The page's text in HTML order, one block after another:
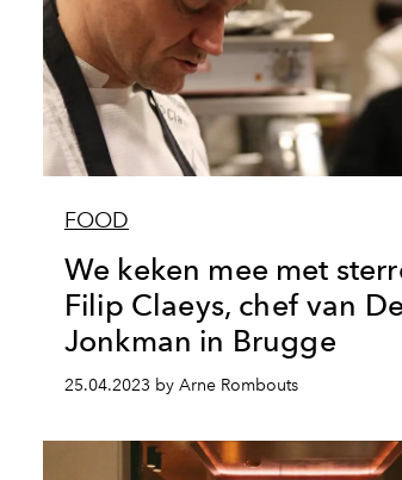
FOOD
We keken mee met
Filip Claeys, chef van De
Jonkman in Brugge
25.04.2023 by Arne Rombouts